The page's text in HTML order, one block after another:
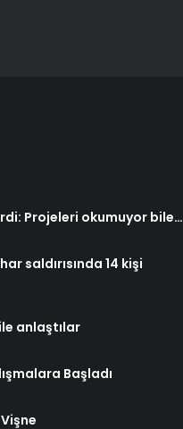
Projeleri okumuyor bile…
saldırısında 14 kişi
anlaştılar
Başladı